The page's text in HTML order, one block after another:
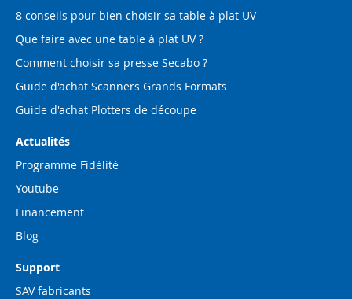
8 conseils pour bien choisir sa table à plat UV
Que faire avec une table à plat UV ?
Comment choisir sa presse Secabo ?
Guide d'achat Scanners Grands Formats
Guide d'achat Plotters de découpe
Actualités
Programme Fidélité
Youtube
Financement
Blog
Support
SAV fabricants